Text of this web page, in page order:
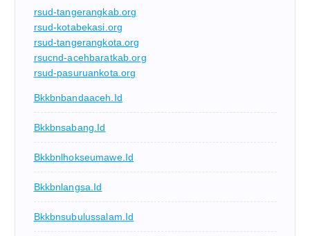
rsud-tangerangkab.org
rsud-kotabekasi.org
rsud-tangerangkota.org
rsucnd-acehbaratkab.org
rsud-pasuruankota.org
Bkkbnbandaaceh.id
Bkkbnsabang.id
Bkkbnlhokseumawe.id
Bkkbnlangsa.id
Bkkbnsubulussalam.id